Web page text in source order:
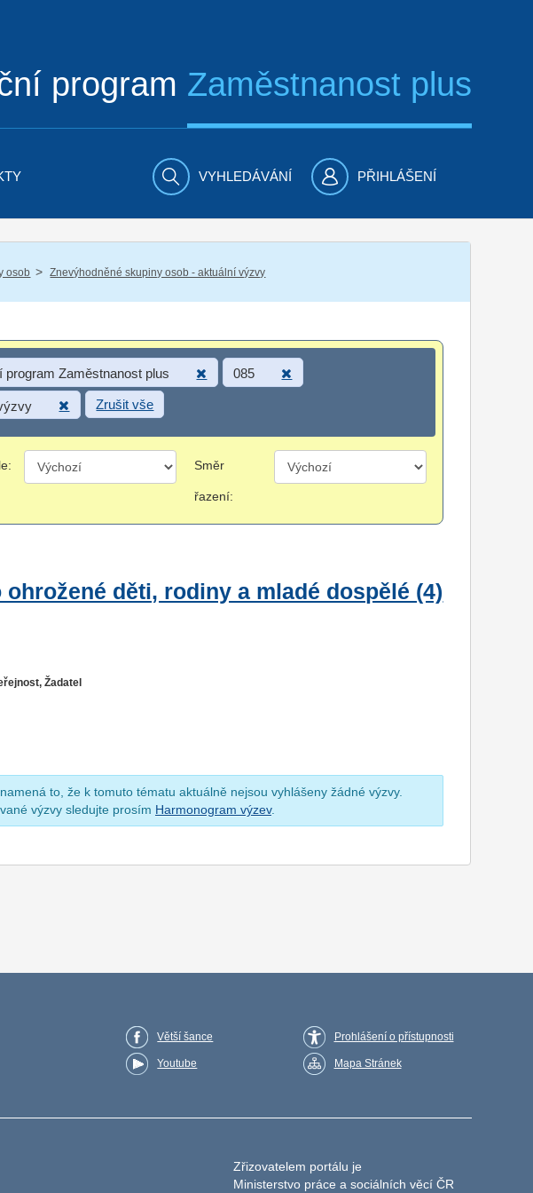
program Zaměstnanost plus
VYHLEDÁVÁNÍ PŘIHLÁŠENÍ
osob / Znevýhodněné skupiny osob - aktuální výzvy
program Zaměstnanost plus 085
Zrušit vše
Směr
řazení:
děti, rodiny a mladé dospělé (4)
Žadatel
to, že k tomuto tématu aktuálně nejsou vyhlášeny žádné výzvy.
výzvy sledujte prosím Harmonogram výzev.
Větší šance
Youtube
Prohlášení o přístupnosti
Mapa Stránek
Zřizovatelem portálu je
Ministerstvo práce a sociálních věcí ČR